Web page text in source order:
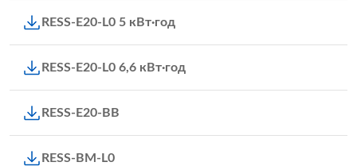
RESS-E20-L0 5 кВт·год
RESS-E20-L0 6,6 кВт·год
RESS-E20-BB
RESS-BM-L0